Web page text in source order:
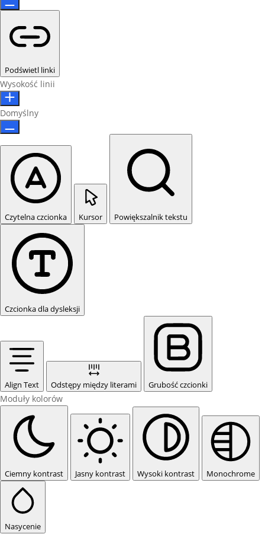
Podświetl linki
Wysokość linii
Domyślny
Czytelna czcionka Kursor Powiększalnik tekstu
Czcionka dla dysleksji
Align Text Odstępy między literami Grubość czcionki
Moduły kolorów
Ciemny kontrast Jasny kontrast Wysoki kontrast Monochrome
Nasycenie